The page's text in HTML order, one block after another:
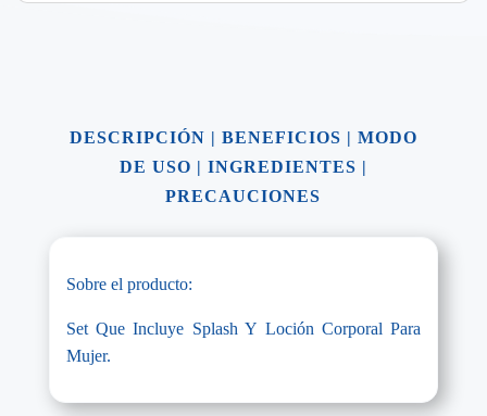
DESCRIPCIÓN | BENEFICIOS | MODO
DE USO | INGREDIENTES |
PRECAUCIONES
Sobre el producto:
Set Que Incluye Splash Y Loción Corporal Para
Mujer.